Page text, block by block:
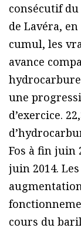
consécutif
de Lavéra,
cumul, les
avance
une
d’exercice.
Fos à fin juin
juin 2014.
cours du